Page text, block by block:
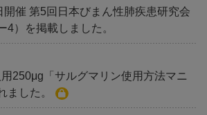
催 第5回日本びまん性肺疾患研究会
4）を掲載しました。
用250μg「サルグマリン使用方法マニ
ました。